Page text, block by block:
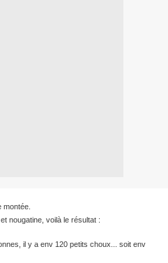
nougatine, voilà le résultat :
il y a env 120 petits choux... soit env